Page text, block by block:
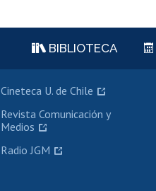
BIBLIOTECA
Cineteca U. de Chile
Revista Comunicación y
Medios
Radio JGM